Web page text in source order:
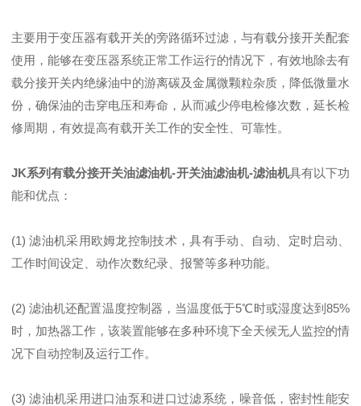
主要用于变压器有载开关的旁路循环过滤，与有载分接开关配套
使用，能够在变压器系统正常工作运行的情况下，有效地除去有
载分接开关内绝缘油中的游离碳及金属微颗粒杂质，降低微量水
份，确保油的击穿电压和寿命，从而减少停电检修次数，延长检
修周期，有效提高有载开关工作的安全性、可靠性。
JK系列有载分接开关油滤油机-开关油滤油机-滤油机具有以下功
能和优点：
(1) 滤油机采用欧姆龙控制技术，具有手动、自动、定时启动、
工作时间设定、动作次数纪录、报警等多种功能。
(2) 滤油机还配置温度控制器，当温度低于5℃时或湿度达到85%
时，加热器工作，该装置能够在多种环境下全天候无人监控的情
况下自动控制及运行工作。
(3) 滤油机采用进口油泵和进口过滤系统，噪音低，密封性能安